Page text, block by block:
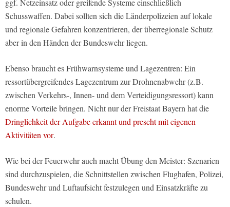
ggf. Netzeinsatz oder greifende Systeme einschließlich
Schusswaffen. Dabei sollten sich die Länderpolizeien auf lokale
und regionale Gefahren konzentrieren, der überregionale Schutz
aber in den Händen der Bundeswehr liegen.
Ebenso braucht es Frühwarnsysteme und Lagezentren: Ein
ressortübergreifendes Lagezentrum zur Drohnenabwehr (z.B.
zwischen Verkehrs-, Innen- und dem Verteidigungsressort) kann
enorme Vorteile bringen. Nicht nur der Freistaat Bayern hat die
Dringlichkeit der Aufgabe erkannt und prescht mit eigenen
Aktivitäten vor.
Wie bei der Feuerwehr auch macht Übung den Meister: Szenarien
sind durchzuspielen, die Schnittstellen zwischen Flughafen, Polizei,
Bundeswehr und Luftaufsicht festzulegen und Einsatzkräfte zu
schulen.